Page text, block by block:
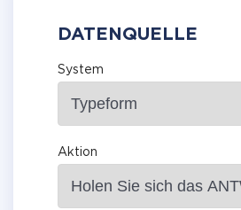
DATENQUELLE
System
Aktion